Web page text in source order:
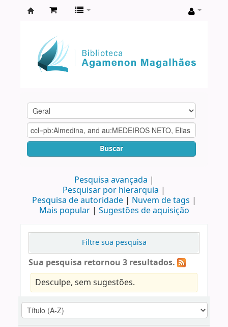
Agamenon
Magalhães
Buscar
Pesquisa avançada
Pesquisar por hierarquia
Pesquisa de autoridade
Nuvem de tags
Mais popular
Sugestões de aquisição
Filtre sua pesquisa
Sua pesquisa retornou 3 resultados.
Desculpe, sem sugestões.